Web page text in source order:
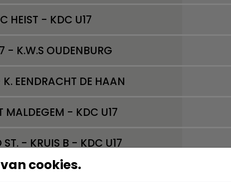
HEIST - KDC U17
- K.W.S OUDENBURG
EENDRACHT DE HAAN
MALDEGEM - KDC U17
ST. - KRUIS B - KDC U17
DARING BRUGGE V.V.
cookies.